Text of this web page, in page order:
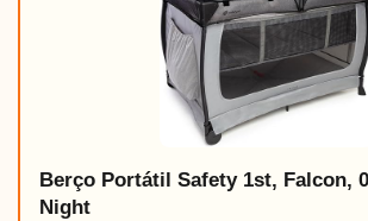
Berço Portátil Safety 1st, Falcon,
Night